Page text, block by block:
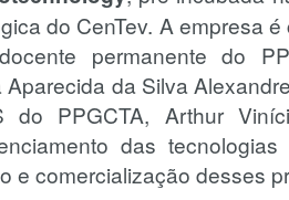
do CenTev. A empresa
permanente do
da Silva
do PPGCTA, Arthur
das
e comercialização desses